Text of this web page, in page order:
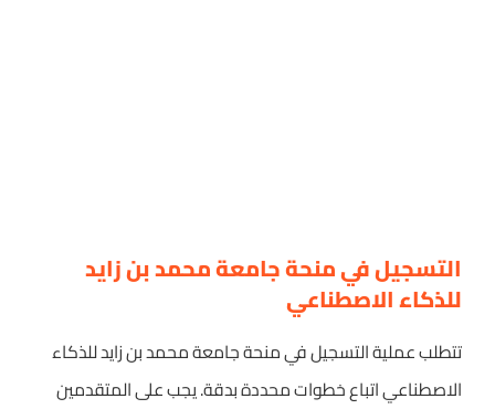
التسجيل في منحة جامعة محمد بن زايد
للذكاء الاصطناعي
تتطلب عملية التسجيل في منحة جامعة محمد بن زايد للذكاء
الاصطناعي اتباع خطوات محددة بدقة. يجب على المتقدمين